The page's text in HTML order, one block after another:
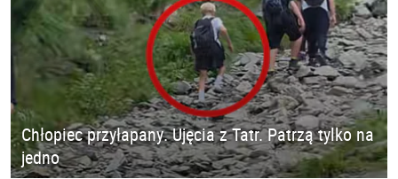
Chłopiec przyłapany. Ujęcia z Tatr. Patrzą tylko na
jedno